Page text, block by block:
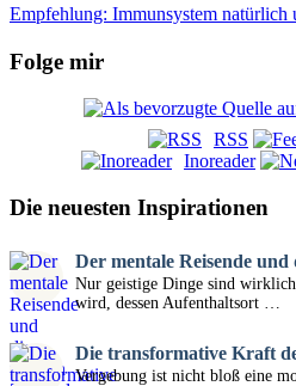
Empfehlung: Immunsystem natürlich
Folge mir
RSS
Inoreader
Die neuesten Inspirationen
Der mentale Reisende
Nur geistige Dinge sind
wird, dessen Aufenthaltsort …
Die transformative Kraft
Vergebung ist nicht bloß eine